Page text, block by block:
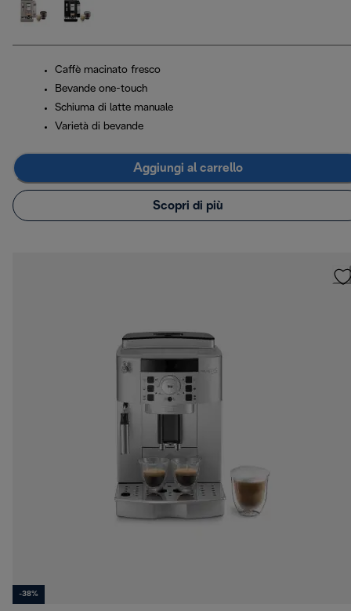
Caffè macinato fresco
Bevande one-touch
Schiuma di latte manuale
Varietà di bevande
Aggiungi al carrello
Scopri di più
-38%